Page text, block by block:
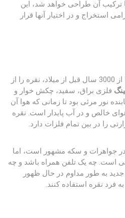
آن طراحی خواهد شد، این
استخراج و در اختیار آنها قرار
اعتقاد بر این است که انسان ها از 3000 سال قبل از میلاد، نقره را از
فلزی براق، سفید، چکش خوار و
نور مرئی بود تا زمانی که هوا آن
خالص و در آب پایدار است. نقره
را در بین تمام فلزات دارد.
در جواهرات و سکه مشهور است، اما
است. چه یک تلفن همراه باشد و چه
به طور مداوم در حال ظهور
فرد نقره استفاده کنند.